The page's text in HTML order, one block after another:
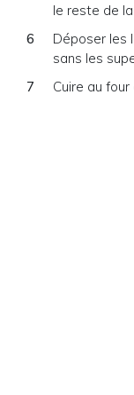
le reste de
Déposer les
sans les
Cuire au